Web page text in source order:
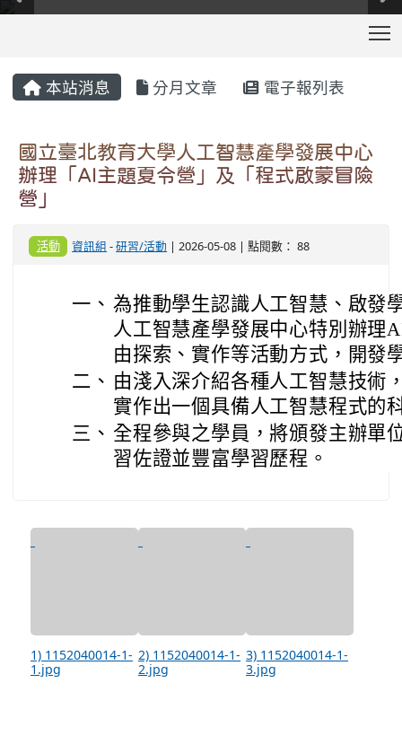
本站消息 分月文章 電子報列表
國立臺北教育大學人工智慧產學發展中心
辦理「AI主題夏令營」及「程式啟蒙冒險
營」
活動 資訊組 -研習/活動 | 2026-05-08 | 點閱數： 88
一、 為推動學生認識人工智慧、啟發
人工智慧產學發展中心特別辦理
由探索、實作等活動方式，開發
二、 由淺入深介紹各種人工智慧技術
實作出一個具備人工智慧程式的
三、 全程參與之學員，將頒發主辦單
習佐證並豐富學習歷程。
1) 1152040014-1-
1.jpg
2) 1152040014-1-
2.jpg
3) 1152040014-1-
3.jpg